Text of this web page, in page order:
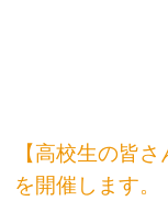
【高校生の皆
を開催します。